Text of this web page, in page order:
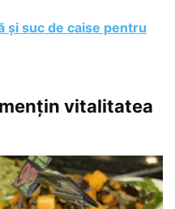
și suc de caise pentru
vitalitatea